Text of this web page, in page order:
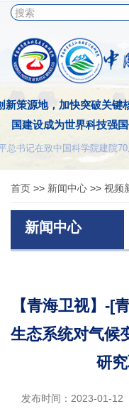
新策源地，加快突破关
国建设成为世界科技强
书记在致中国科学院建院70
首页 >> 新闻中心 >> 视频
新闻中心
【青海卫视】-[
生态系统对气候
研
发布时间：2023-01-12